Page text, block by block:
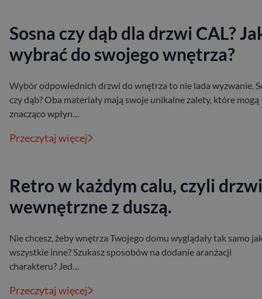
Sosna czy dąb dla drzwi CAL?
wybrać do swojego wnętrza?
Wybór odpowiednich drzwi do wnętrza to nie lada wyzwanie.
czy dąb? Oba materiały mają swoje unikalne zalety, które mogą
znacząco wpłyn…
Przeczytaj więcej
Retro w każdym calu, czyli drzwi
wewnętrzne z duszą.
Nie chcesz, żeby wnętrza Twojego domu wyglądały tak samo
wszystkie inne? Szukasz sposobów na dodanie aranżacji
charakteru? Jed…
Przeczytaj więcej